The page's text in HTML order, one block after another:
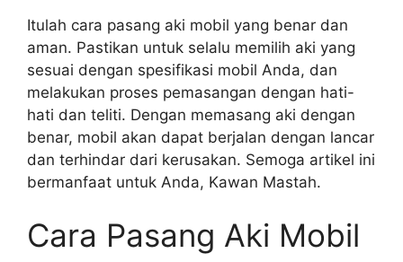
Itulah cara pasang aki mobil yang benar dan
aman. Pastikan untuk selalu memilih aki yang
sesuai dengan spesifikasi mobil Anda, dan
melakukan proses pemasangan dengan hati-
hati dan teliti. Dengan memasang aki dengan
benar, mobil akan dapat berjalan dengan lancar
dan terhindar dari kerusakan. Semoga artikel ini
bermanfaat untuk Anda, Kawan Mastah.
Cara Pasang Aki Mobil